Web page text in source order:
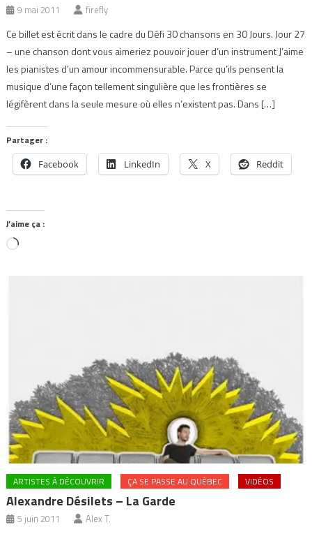
9 mai 2011 firefly
Ce billet est écrit dans le cadre du Défi 30 chansons en 30 Jours. Jour 27
– une chanson dont vous aimeriez pouvoir jouer d’un instrument J’aime
les pianistes d’un amour incommensurable. Parce qu’ils pensent la
musique d’une façon tellement singulière que les frontières se
légifèrent dans la seule mesure où elles n’existent pas. Dans […]
Partager :
Facebook LinkedIn X Reddit
J’aime ça :
Chargement…
ARTISTES À DÉCOUVRIR ÇA SE PASSE AU QUÉBEC VIDÉOS
Alexandre Désilets – La Garde
5 juin 2011 Alex T.